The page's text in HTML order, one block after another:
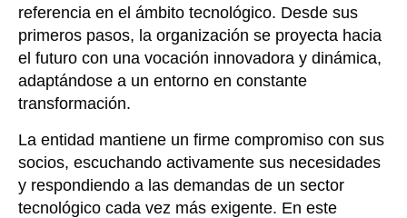
referencia en el ámbito tecnológico. Desde sus
primeros pasos, la organización se proyecta hacia
el futuro con una vocación innovadora y dinámica,
adaptándose a un entorno en constante
transformación.
La entidad mantiene un firme compromiso con sus
socios, escuchando activamente sus necesidades
y respondiendo a las demandas de un sector
tecnológico cada vez más exigente. En este